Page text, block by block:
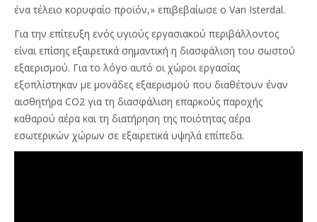
ένα τέλειο κορυφαίο προϊόν,» επιβεβαίωσε ο Van Isterdal.
Για την επίτευξη ενός υγιούς εργασιακού περιβάλλοντος
είναι επίσης εξαιρετικά σημαντική η διασφάλιση του σωστού
εξαερισμού. Για το λόγο αυτό οι χώροι εργασίας
εξοπλίστηκαν με μονάδες εξαερισμού που διαθέτουν έναν
αισθητήρα CO2 για τη διασφάλιση επαρκούς παροχής
καθαρού αέρα και τη διατήρηση της ποιότητας αέρα
εσωτερικών χώρων σε εξαιρετικά υψηλά επίπεδα.